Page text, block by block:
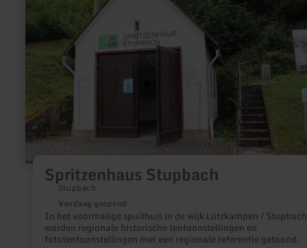
Spritzenhaus Stupbach
Stupbach
Vandaag geopend
In het voormalige spuithuis in de wijk Lützkampen / Stupbach
worden regionale historische tentoonstellingen en
fototentoonstellingen met een regionale referentie getoond.